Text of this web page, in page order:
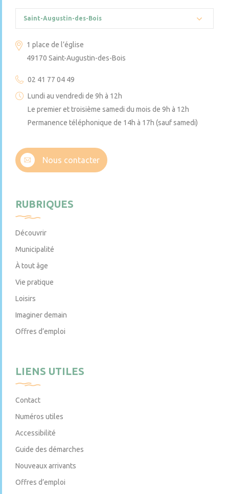
Saint-Augustin-des-Bois
1 place de l’église
49170 Saint-Augustin-des-Bois
02 41 77 04 49
Lundi au vendredi de 9h à 12h
Le premier et troisième samedi du mois de 9h à 12h
Permanence téléphonique de 14h à 17h (sauf samedi)
Nous contacter
RUBRIQUES
Découvrir
Municipalité
À tout âge
Vie pratique
Loisirs
Imaginer demain
Offres d’emploi
LIENS UTILES
Contact
Numéros utiles
Accessibilité
Guide des démarches
Nouveaux arrivants
Offres d’emploi